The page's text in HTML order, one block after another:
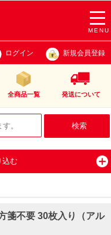
MENU
ログイン 新規会員登録
全商品一覧 発送について
込む
箋不要 30枚入り（アル